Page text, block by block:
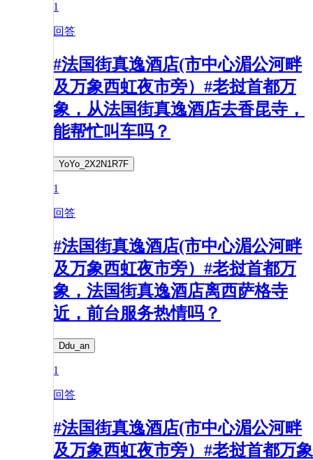
1
回答
#法国街真逸酒店(市中心湄公河畔
及万象西虹夜市旁）#老挝首都万
象，从法国街真逸酒店去香昆寺，
能帮忙叫车吗？
YoYo_2X2N1R7F
1
回答
#法国街真逸酒店(市中心湄公河畔
及万象西虹夜市旁）#老挝首都万
象，法国街真逸酒店离西萨格寺
近，前台服务热情吗？
Ddu_an
1
回答
#法国街真逸酒店(市中心湄公河畔
及万象西虹夜市旁）#老挝首都万象